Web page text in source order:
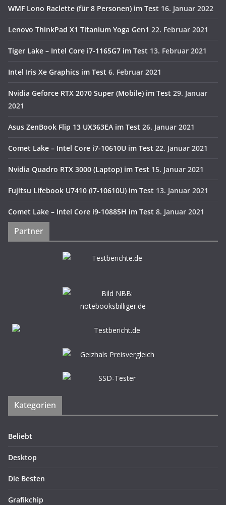
WMF Lono Raclette (für 8 Personen) im Test 16. Januar 2022
Lenovo ThinkPad X1 Titanium Yoga Gen1 22. Februar 2021
Tiger Lake – Intel Core i7-1165G7 im Test 13. Februar 2021
Intel Iris Xe Graphics im Test 6. Februar 2021
Nvidia Geforce RTX 2070 Super (Mobile) im Test 29. Januar
2021
Asus ZenBook Flip 13 UX363EA im Test 26. Januar 2021
Comet Lake – Intel Core i7-10610U im Test 22. Januar 2021
Nvidia Quadro RTX 3000 (Laptop) im Test 15. Januar 2021
Fujitsu Lifebook U7410 (i7-10610U) im Test 13. Januar 2021
Comet Lake – Intel Core i9-10885H im Test 8. Januar 2021
Partner
Kategorien
Beliebt
Desktop
Die Besten
Grafikchip